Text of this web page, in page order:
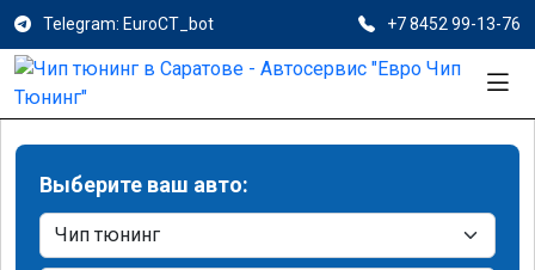
Telegram: EuroCT_bot +7 8452 99-13-76
Выберите ваш авто: